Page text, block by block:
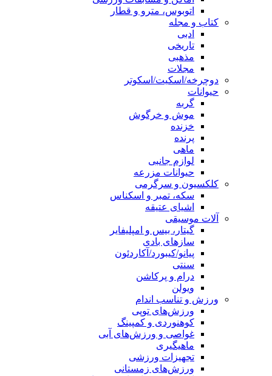
اتوبوس، مترو و قطار
کتاب و مجله
ادبی
تاریخی
مذهبی
مجلات
دوچرخه/اسکیت/اسکوتر
حیوانات
گربه
موش و خرگوش
خزنده
پرنده
ماهی
لوازم جانبی
حیوانات مزرعه
کلکسیون و سرگرمی
سکه، تمبر و اسکناس
اشیای عتیقه
آلات موسیقی
گیتار، بیس و امپلیفایر
سازهای بادی
پیانو/کیبورد/آکاردئون
سنتی
درام و پرکاشن
ویولن
ورزش و تناسب اندام
ورزش‌های توپی
کوهنوردی و کمپینگ
غواصی و ورزش‌های آبی
ماهیگیری
تجهیزات ورزشی
ورزش‌های زمستانی